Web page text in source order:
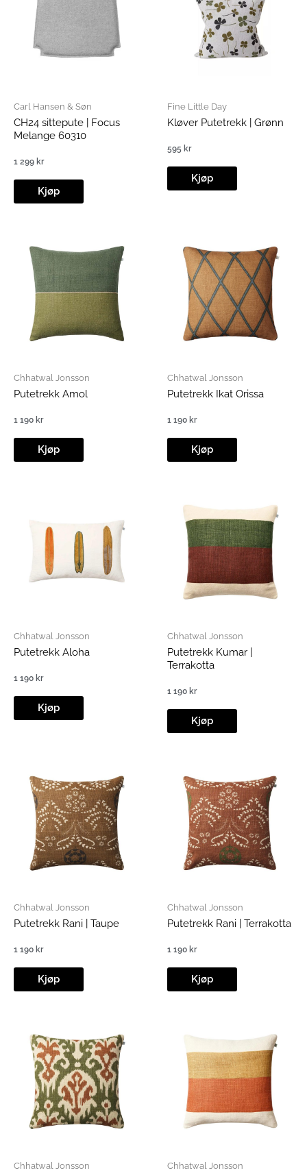
Carl Hansen & Søn
CH24 sittepute | Focus
Melange 60310
1 299 kr
Kjøp
Fine Little Day
Kløver Putetrekk | Grønn
595 kr
Kjøp
Chhatwal Jonsson
Putetrekk Amol
1 190 kr
Kjøp
Chhatwal Jonsson
Putetrekk Ikat Orissa
1 190 kr
Kjøp
Chhatwal Jonsson
Putetrekk Aloha
1 190 kr
Kjøp
Chhatwal Jonsson
Putetrekk Kumar |
Terrakotta
1 190 kr
Kjøp
Chhatwal Jonsson
Putetrekk Rani | Taupe
1 190 kr
Kjøp
Chhatwal Jonsson
Putetrekk Rani | Terrakotta
1 190 kr
Kjøp
Chhatwal Jonsson Chhatwal Jonsson